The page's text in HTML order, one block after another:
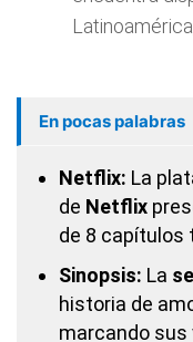
En pocas palabras
Netflix: La
de Netflix
de 8 capítulos
Sinopsis: La
historia de
marcando sus